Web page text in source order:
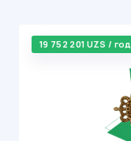
19 752 201 UZS / год